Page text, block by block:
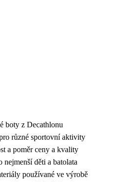
boty z Decathlonu
různé sportovní aktivity
a poměr ceny a kvality
nejmenší děti a batolata
používané ve výrobě